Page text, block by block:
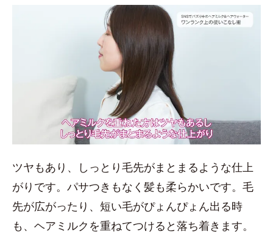
ツヤもあり、しっとり毛先がまとまるような仕上
がりです。パサつきもなく髪も柔らかいです。毛
先が広がったり、短い毛がぴょんぴょん出る時
も、ヘアミルクを重ねてつけると落ち着きます。